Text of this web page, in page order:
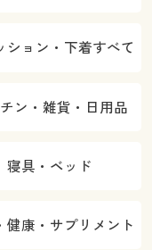
ション・下着すべて
ン・雑貨・日用品
寝具・ベッド
健康・サプリメント